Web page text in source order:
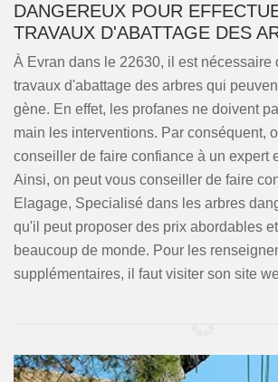
DANGEREUX POUR
TRAVAUX D'ABATTAGE DES
À Evran dans le 22630, il est nécessaire
travaux d'abattage des arbres qui
gène. En effet, les profanes ne doivent
main les interventions. Par conséquent,
conseiller de faire confiance à un expert
Ainsi, on peut vous conseiller de faire
Elagage, Specialisé dans les arbres
qu'il peut proposer des prix abordables
beaucoup de monde. Pour les
supplémentaires, il faut visiter son site